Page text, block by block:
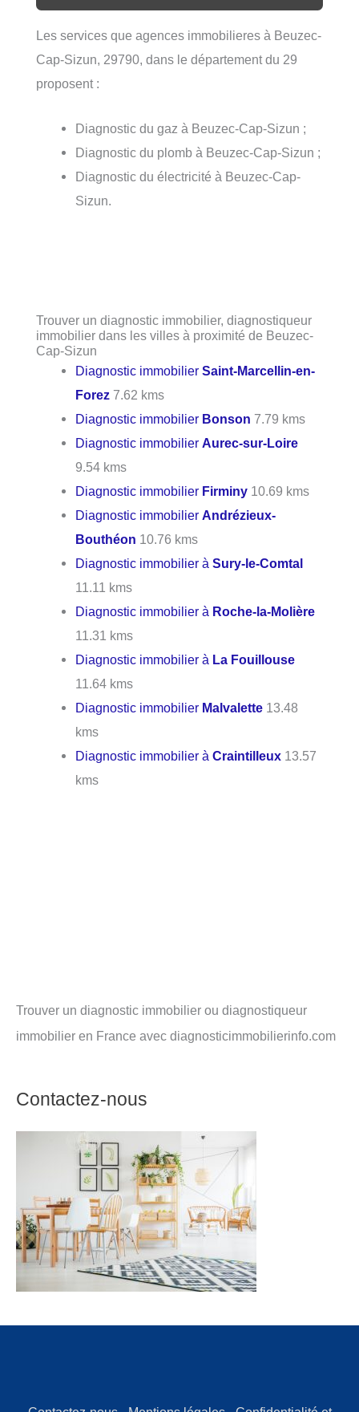
Les services que agences immobilieres à Beuzec-
Cap-Sizun, 29790, dans le département du 29
proposent :
Diagnostic du gaz à Beuzec-Cap-Sizun ;
Diagnostic du plomb à Beuzec-Cap-Sizun ;
Diagnostic du électricité à Beuzec-Cap-
Sizun.
Trouver un diagnostic immobilier, diagnostiqueur
immobilier dans les villes à proximité de Beuzec-
Cap-Sizun
Diagnostic immobilierSaint-Marcellin-en-
Forez 7.62 kms
Diagnostic immobilier Bonson 7.79 kms
Diagnostic immobilierAurec-sur-Loire
9.54 kms
Diagnostic immobilier Firminy 10.69 kms
Diagnostic immobilierAndrézieux-
Bouthéon 10.76 kms
Diagnostic immobilier àSury-le-Comtal
11.11 kms
Diagnostic immobilier à Roche-la-Molière
11.31 kms
Diagnostic immobilier à La Fouillouse
11.64 kms
Diagnostic immobilier Malvalette 13.48
kms
Diagnostic immobilier àCraintilleux 13.57
kms
Trouver un diagnostic immobilier ou diagnostiqueur
immobilier en France avec diagnosticimmobilierinfo.com
Contactez-nous